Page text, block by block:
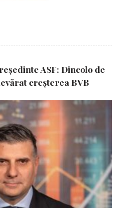
ASF: Dincolo de
creșterea BVB